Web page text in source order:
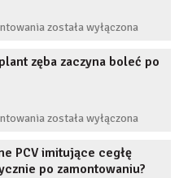
implantem?
przed
komornikiem?
Jak
wykorzystują
żeby
zwiększyć
wiarygodność
produktu?
została wyłączona
zęba zaczyna boleć po
Co
gdy
implant
została wyłączona
PCV imitujące cegłę
po zamontowaniu?